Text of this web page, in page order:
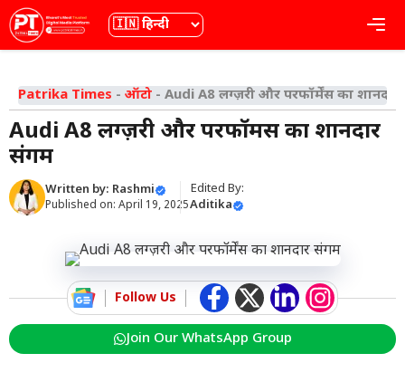
Skip
to
content
भाषा
Patrika Times - ऑटो - Audi A8 लग्ज़री और परफॉर्मेंस का
Audi A8 लग्ज़री और परफॉर्मेंस का शानदार
संगम
Written by: Rashmi
Published on: April 19, 2025
Edited By:
Aditika
Follow Us
Join Our WhatsApp Group